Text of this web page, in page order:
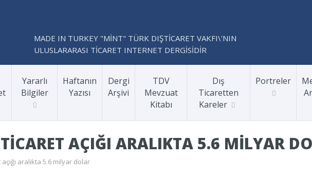
MADE IN TURKEY "MİNT" TÜRK DIŞTİCARET VAKFI\'NIN
ULUSLARARASI TİCARET INTERNET DERGİSİDİR
Yararlı
Bilgiler
Haftanın
Yazısı
Dergi
Arşivi
TDV
Mevzuat
Kitabı
Dış
Ticaretten
Kareler
Portreler
AÇIĞI ARALIKTA 5.6 MILYAR
aralıkta 5.6 milyar dolar